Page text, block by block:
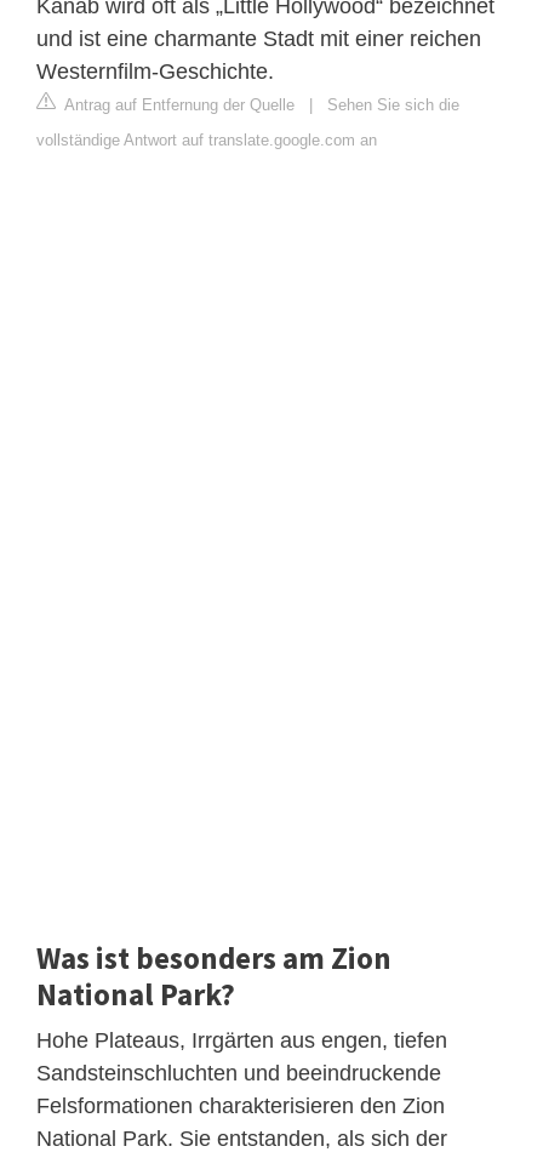
Kanab wird oft als „Little Hollywood“ bezeichnet
und ist eine charmante Stadt mit einer reichen
Westernfilm-Geschichte.
Antrag auf Entfernung der Quelle | Sehen Sie sich die
vollständige Antwort auf translate.google.com an
Was ist besonders am Zion
National Park?
Hohe Plateaus, Irrgärten aus engen, tiefen
Sandsteinschluchten und beeindruckende
Felsformationen charakterisieren den Zion
National Park. Sie entstanden, als sich der